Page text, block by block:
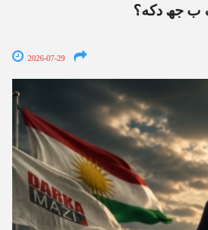
ب جھ دکە؟
2026-07-29